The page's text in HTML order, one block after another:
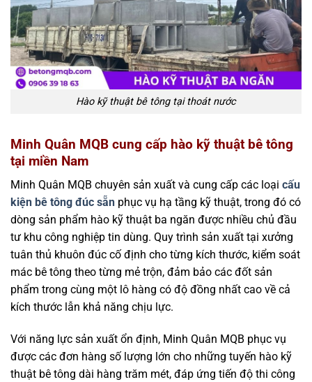
Hào kỹ thuật bê tông tại thoát nước
Minh Quân MQB cung cấp hào kỹ thuật bê tông
tại miền Nam
Minh Quân MQB chuyên sản xuất và cung cấp các loại cấu
kiện bê tông đúc sẵn phục vụ hạ tầng kỹ thuật, trong đó có
dòng sản phẩm hào kỹ thuật ba ngăn được nhiều chủ đầu
tư khu công nghiệp tin dùng. Quy trình sản xuất tại xưởng
tuân thủ khuôn đúc cố định cho từng kích thước, kiểm soát
mác bê tông theo từng mẻ trộn, đảm bảo các đốt sản
phẩm trong cùng một lô hàng có độ đồng nhất cao về cả
kích thước lẫn khả năng chịu lực.
Với năng lực sản xuất ổn định, Minh Quân MQB phục vụ
được các đơn hàng số lượng lớn cho những tuyến hào kỹ
thuật bê tông dài hàng trăm mét, đáp ứng tiến độ thi công